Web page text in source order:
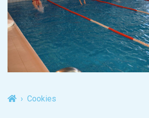
Cookies